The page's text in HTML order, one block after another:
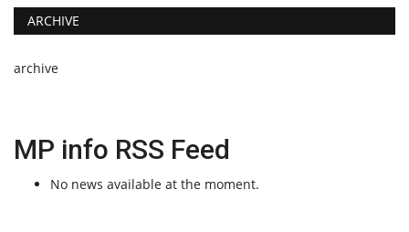
ARCHIVE
archive
MP info RSS Feed
No news available at the moment.